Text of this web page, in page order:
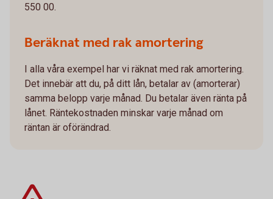
550 00.
Beräknat med rak amortering
I alla våra exempel har vi räknat med rak amortering.
Det innebär att du, på ditt lån, betalar av (amorterar)
samma belopp varje månad. Du betalar även ränta på
lånet. Räntekostnaden minskar varje månad om
räntan är oförändrad.